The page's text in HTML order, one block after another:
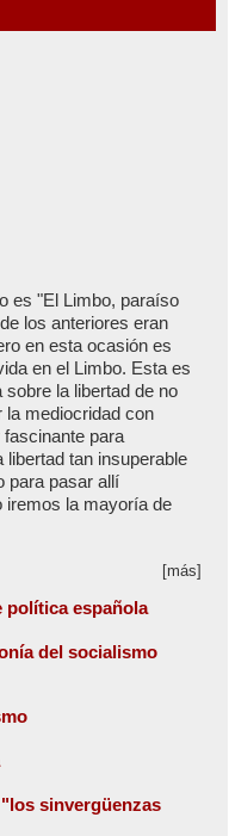
es "El Limbo, paraíso
los anteriores eran
en esta ocasión es
en el Limbo. Esta es
la libertad de no
la mediocridad con
para
tan insuperable
para pasar allí
iremos la mayoría de
[más]
política española
del socialismo
sinvergüenzas